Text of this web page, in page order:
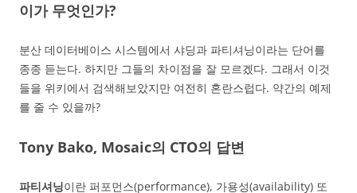
이가 무엇인가?
분산 데이터베이스 시스템에서 샤딩과 파티셔닝이라는 단어를
종종 듣는다. 하지만 그들의 차이점을 잘 모르겠다. 그래서 이것
들을 위키에서 검색해보았지만 여전히 혼란스럽다. 약간의 예제
를 줄 수 있을까?
Tony Bako, Mosaic의 CTO의 답변
파티셔닝이란 퍼포먼스(performance), 가용성(availability) 또